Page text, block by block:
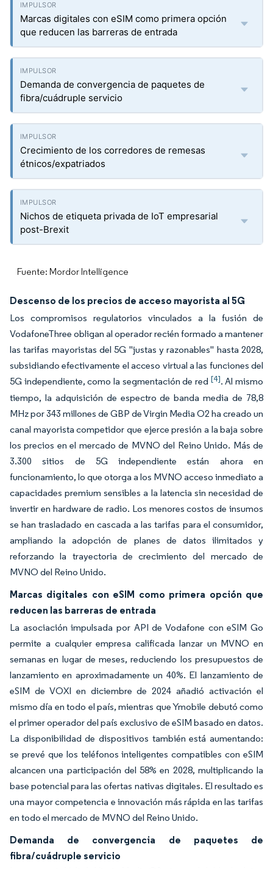
Marcas digitales con eSIM como primera opción
que reducen las barreras de entrada
Demanda de convergencia de paquetes de
fibra/cuádruple servicio
Crecimiento de los corredores de remesas
étnicos/expatriados
Nichos de etiqueta privada de IoT empresarial
post-Brexit
Fuente: Mordor Intelligence
Descenso de los precios de acceso mayorista al 5G
Los compromisos regulatorios vinculados a la fusión de
VodafoneThree obligan al operador recién formado a mantener
las tarifas mayoristas del 5G "justas y razonables" hasta 2028,
subsidiando efectivamente el acceso virtual a las funciones del
5G independiente, como la segmentación de red [4]. Al mismo
tiempo, la adquisición de espectro de banda media de 78,8
MHz por 343 millones de GBP de Virgin Media O2 ha creado un
canal mayorista competidor que ejerce presión a la baja sobre
los precios en el mercado de MVNO del Reino Unido. Más de
3.300 sitios de 5G independiente están ahora en
funcionamiento, lo que otorga a los MVNO acceso inmediato a
capacidades premium sensibles a la latencia sin necesidad de
invertir en hardware de radio. Los menores costos de insumos
se han trasladado en cascada a las tarifas para el consumidor,
ampliando la adopción de planes de datos ilimitados y
reforzando la trayectoria de crecimiento del mercado de
MVNO del Reino Unido.
Marcas digitales con eSIM como primera opción que
reducen las barreras de entrada
La asociación impulsada por API de Vodafone con eSIM Go
permite a cualquier empresa calificada lanzar un MVNO en
semanas en lugar de meses, reduciendo los presupuestos de
lanzamiento en aproximadamente un 40%. El lanzamiento de
eSIM de VOXI en diciembre de 2024 añadió activación el
mismo día en todo el país, mientras que Ymobile debutó como
el primer operador del país exclusivo de eSIM basado en datos.
La disponibilidad de dispositivos también está aumentando:
se prevé que los teléfonos inteligentes compatibles con eSIM
alcancen una participación del 58% en 2028, multiplicando la
base potencial para las ofertas nativas digitales. El resultado es
una mayor competencia e innovación más rápida en las tarifas
en todo el mercado de MVNO del Reino Unido.
Demanda de convergencia de paquetes de
fibra/cuádruple servicio